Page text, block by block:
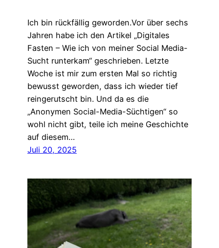
Ich bin rückfällig geworden.Vor über sechs
Jahren habe ich den Artikel „Digitales
Fasten – Wie ich von meiner Social Media-
Sucht runterkam“ geschrieben. Letzte
Woche ist mir zum ersten Mal so richtig
bewusst geworden, dass ich wieder tief
reingerutscht bin. Und da es die
„Anonymen Social-Media-Süchtigen“ so
wohl nicht gibt, teile ich meine Geschichte
auf diesem…
Juli 20, 2025